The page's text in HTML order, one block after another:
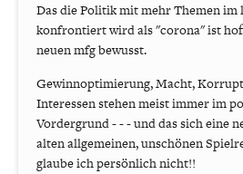
Das die Politik mit mehr Themen im
konfrontiert wird als "corona" ist
neuen mfg bewusst.
Gewinnoptimierung, Macht,
Interessen stehen meist immer im
Vordergrund - - - und das sich eine
alten allgemeinen, unschönen
glaube ich persönlich nicht!!